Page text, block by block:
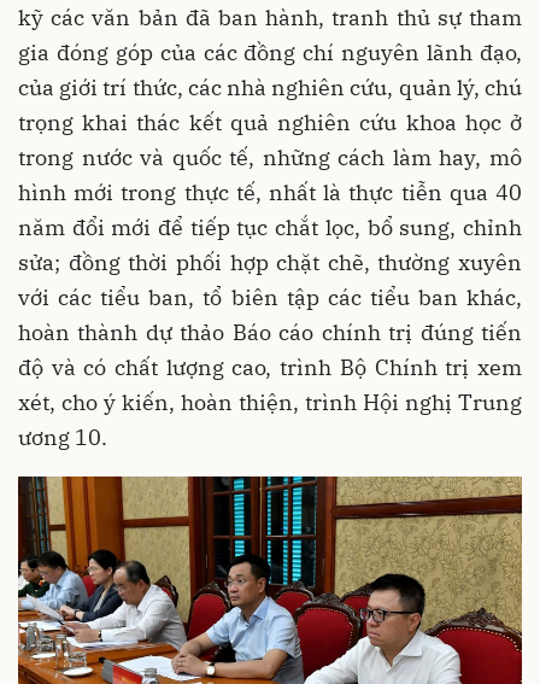
kỹ các văn bản đã ban hành, tranh thủ sự tham
gia đóng góp của các đồng chí nguyên lãnh đạo,
của giới trí thức, các nhà nghiên cứu, quản lý, chú
trọng khai thác kết quả nghiên cứu khoa học ở
trong nước và quốc tế, những cách làm hay, mô
hình mới trong thực tế, nhất là thực tiễn qua 40
năm đổi mới để tiếp tục chắt lọc, bổ sung, chỉnh
sửa; đồng thời phối hợp chặt chẽ, thường xuyên
với các tiểu ban, tổ biên tập các tiểu ban khác,
hoàn thành dự thảo Báo cáo chính trị đúng tiến
độ và có chất lượng cao, trình Bộ Chính trị xem
xét, cho ý kiến, hoàn thiện, trình Hội nghị Trung
ương 10.